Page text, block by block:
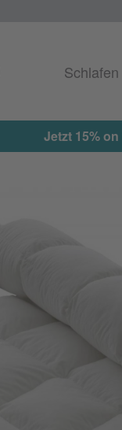
Schlafen
Jetzt 15%